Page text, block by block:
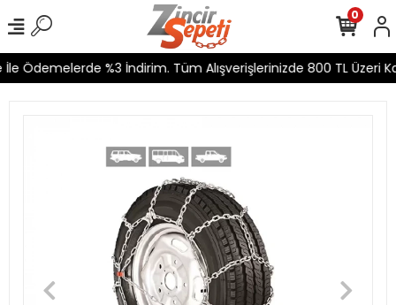
Ödemelerde %3 İndirim. Tüm Alışverişlerinizde 800 TL Üzeri
0